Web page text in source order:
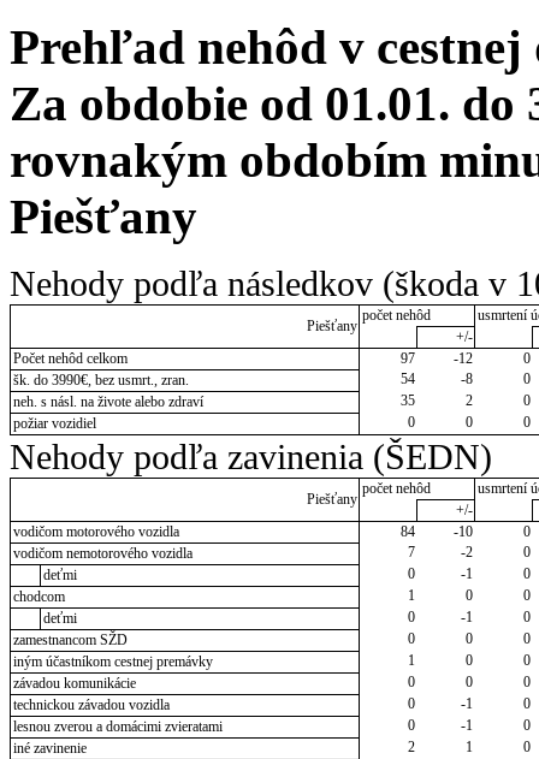
Prehľad nehôd v cestnej
Za obdobie od 01.01. do
rovnakým obdobím
Piešťany
Nehody podľa následkov (škoda v
Piešťany
počet nehôd
usmrtení
+/-
Počet nehôd celkom
97 -12
0
šk. do 3990€, bez usmrt., zran.
54 -8
0
neh. s násl. na živote alebo zdraví
35 2
0
požiar vozidiel
0 0 0
Nehody podľa zavinenia (ŠEDN)
Piešťany
počet nehôd
usmrtení
+/-
vodičom motorového vozidla
84 -10
0
vodičom nemotorového vozidla
7 -2
0
deťmi
0 -1
0
chodcom
1 0
0
deťmi
0 -1
0
zamestnancom SŽD
0 0
0
iným účastníkom cestnej premávky
1 0
0
závadou komunikácie
0 0
0
technickou závadou vozidla
0 -1
0
lesnou zverou a domácimi zvieratami
0 -1
0
iné zavinenie
2 1
0